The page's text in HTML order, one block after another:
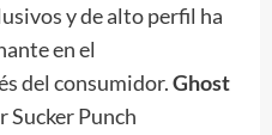
y de alto perfil ha
en el
del consumidor.Ghost
Sucker Punch